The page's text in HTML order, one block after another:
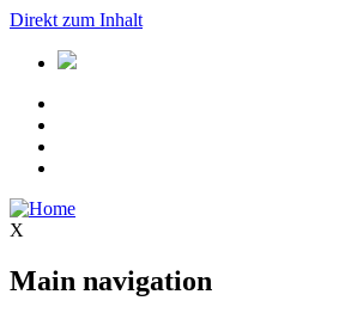
Direkt zum Inhalt
X
Main navigation